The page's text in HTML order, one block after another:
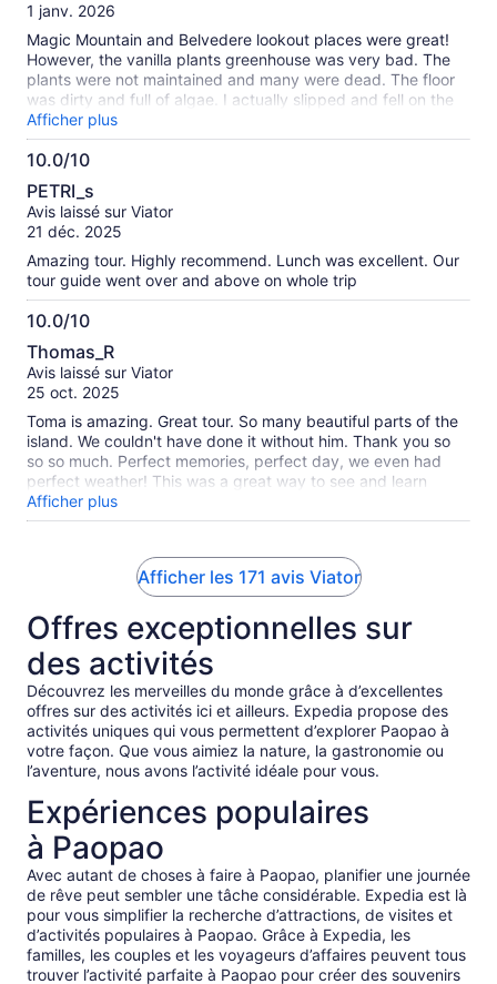
and muddy/slippery and the downpour was only going to
make it worse, so we decided to turn back. Really
appreciated Tama’s concern for our safety and showing us
the safest places for our feet on the way down. If you want
an open air tour to places air-conditioned busses can’t go
with an authentic local guide, you can’t do better than Tama
and Enjoy Moorea tours.
10
1 janv. 2026
Magic Mountain and Belvedere lookout places were great!
However, the vanilla plants greenhouse was very bad. The
plants were not maintained and many were dead. The floor
was dirty and full of algae. I actually slipped and fell on the
floor! The beach place where we had lunch was so ugly.
There was hardly any sand, but full of big rocks. None of the
guests went swimming. Also, the driver was over half hour
but no one answered. BAD service!
Afficher plus
10.0/10
10.0
sur
10
PETRI_s
Avis laissé sur Viator
21 déc. 2025
Amazing tour. Highly recommend. Lunch was excellent. Our
tour guide went over and above on whole trip
10.0/10
10.0
sur
10
Thomas_R
Avis laissé sur Viator
25 oct. 2025
Toma is amazing. Great tour. So many beautiful parts of the
island. We couldn't have done it without him. Thank you so
so so much. Perfect memories, perfect day, we even had
perfect weather! This was a great way to see and learn
about Moorea. We're so grateful we booked this tour! If
you're considering it... do it. You won't regret it.
Afficher plus
Afficher les 171 avis Viator
Offres exceptionnelles sur
des activités
Découvrez les merveilles du monde grâce à d’excellentes
offres sur des activités ici et ailleurs. Expedia propose des
activités uniques qui vous permettent d’explorer Paopao à
votre façon. Que vous aimiez la nature, la gastronomie ou
l’aventure, nous avons l’activité idéale pour vous.
Expériences populaires
à Paopao
Avec autant de choses à faire à Paopao, planifier une journée
de rêve peut sembler une tâche considérable. Expedia est là
pour vous simplifier la recherche d’attractions, de visites et
d’activités populaires à Paopao. Grâce à Expedia, les
familles, les couples et les voyageurs d’affaires peuvent tous
trouver l’activité parfaite à Paopao pour créer des souvenirs